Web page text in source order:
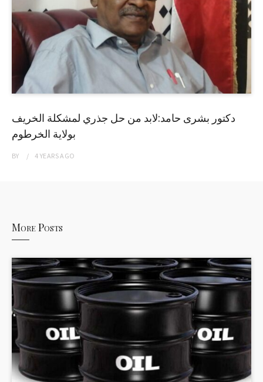
دكتور بشرى حامد:لابد من حل جذري لمشكلة الخريف
بولاية الخرطوم
BY 4 YEARSAGO
More Posts